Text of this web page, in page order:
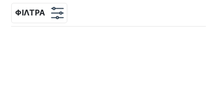
ΦΊΛΤΡΑ